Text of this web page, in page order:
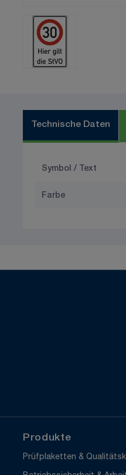
Technische Daten
Symbol / Text
Farbe
Produkte
Prüfplaketten &